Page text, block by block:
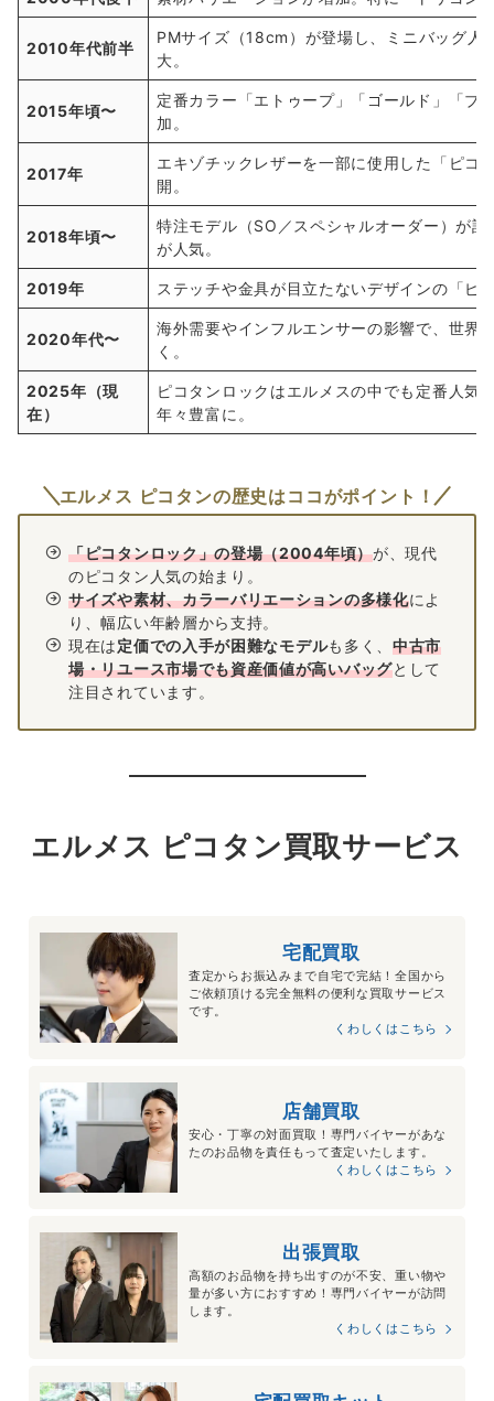
2010年代前半
PMサイズ（18cm）が登場し、ミニバッグ人
大。
2015年頃〜
定番カラー「エトゥープ」「ゴールド」「ブ
加。
2017年
エキゾチックレザーを一部に使用した「ピコ
開。
2018年頃〜
特注モデル（SO／スペシャルオーダー）が
が人気。
2019年 ステッチや金具が目立たないデザインの「ピ
2020年代〜
海外需要やインフルエンサーの影響で、世界
く。
2025年（現
在）
ピコタンロックはエルメスの中でも定番人気
年々豊富に。
エルメス ピコタンの歴史はココがポイント！
「ピコタンロック」の登場（2004年頃）が、現代
のピコタン人気の始まり。
サイズや素材、カラーバリエーションの多様化によ
り、幅広い年齢層から支持。
現在は定価での入手が困難なモデルも多く、中古市
場・リユース市場でも資産価値が高いバッグとして
注目されています。
エルメス ピコタン買取サービス
宅配買取
査定からお振込みまで自宅で完結！全国から
ご依頼頂ける完全無料の便利な買取サービス
です。
くわしくはこちら
店舗買取
安心・丁寧の対面買取！専門バイヤーがあな
たのお品物を責任もって査定いたします。
くわしくはこちら
出張買取
高額のお品物を持ち出すのが不安、重い物や
量が多い方におすすめ！専門バイヤーが訪問
します。
くわしくはこちら